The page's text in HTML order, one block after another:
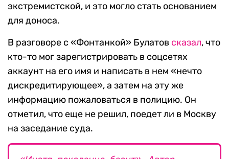
экстремистской, и это могло стать основанием
для доноса.
В разговоре с «Фонтанкой» Булатов сказал, что
кто-то мог зарегистрировать в соцсетях
аккаунт на его имя и написать в нем «нечто
дискредитирующее», а затем на эту же
информацию пожаловаться в полицию. Он
отметил, что еще не решил, поедет ли в Москву
на заседание суда.